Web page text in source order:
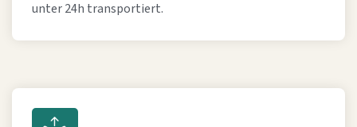
unter 24h transportiert.